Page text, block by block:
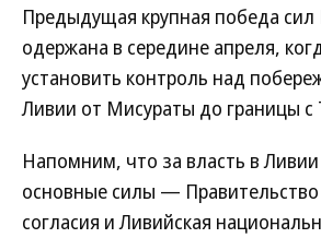
Предыдущая крупная победа
одержана в середине апреля,
установить контроль над
Ливии от Мисураты до границы с
Напомним, что за власть в
основные силы —
согласия и Ливийская